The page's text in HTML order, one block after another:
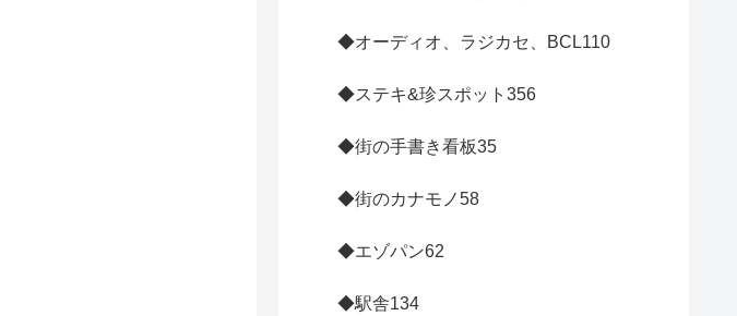
◆オーディオ、ラジカセ、BCL110
◆ステキ&珍スポット 356
◆街の手書き看板35
◆街のカナモノ58
◆エゾパン62
◆駅舎134